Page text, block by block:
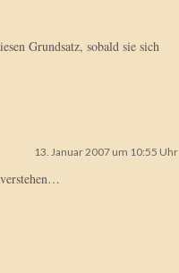
Grundsatz, sobald sie sich
13. Januar 2007 um 10:55 Uhr